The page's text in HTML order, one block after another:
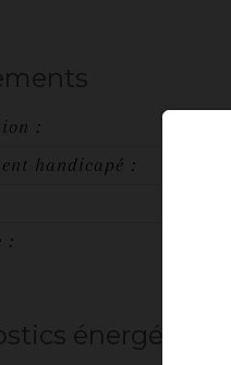
:
handicapé :
:
énergétiques